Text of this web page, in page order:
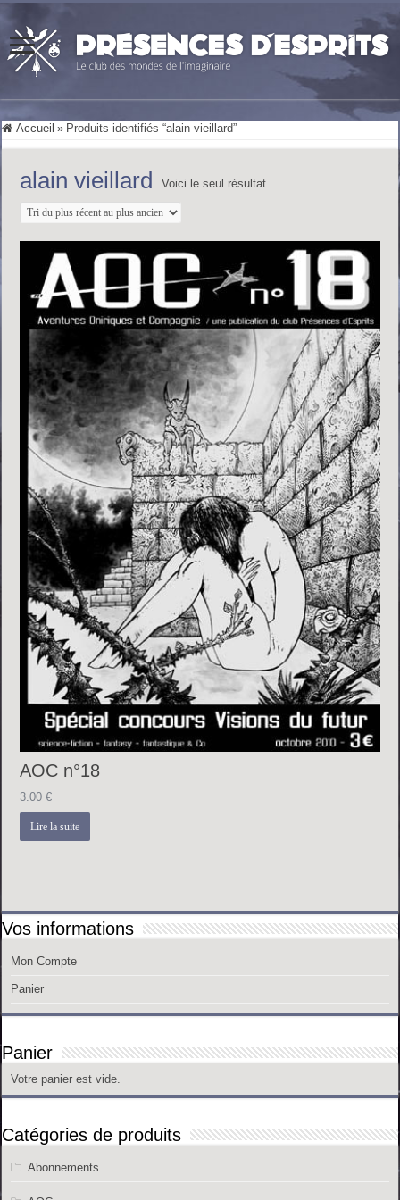
Accueil » Produits identifiés “alain vieillard”
alain vieillard Voici le seul résultat
AOC n°18
3.00€
Lire la suite
Vos informations
Mon Compte
Panier
Panier
Votre panier est vide.
Catégories de produits
Abonnements